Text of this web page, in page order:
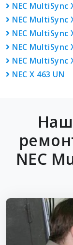
NEC MultiSync
NEC MultiSync
NEC MultiSync
NEC MultiSync
NEC MultiSync
NEC X 463 UN
NEC